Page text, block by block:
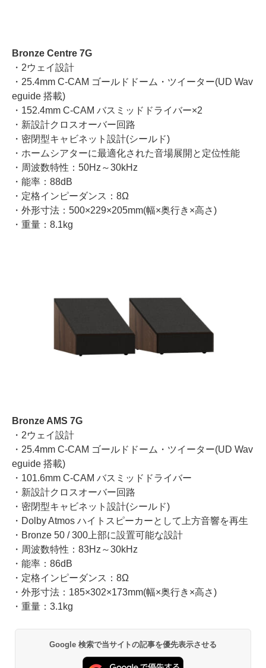
Bronze Centre 7G
・2ウェイ設計
・25.4mm C-CAM ゴールドドーム・ツイーター(UD Wav
eguide 搭載)
・152.4mm C-CAM バスミッドドライバー×2
・新設計クロスオーバー回路
・密閉型キャビネット設計(シールド)
・ホームシアターに最適化された音場展開と定位性能
・周波数特性：50Hz～30kHz
・能率：88dB
・定格インピーダンス：8Ω
・外形寸法：500×229×205mm(幅×奥行き×高さ)
・重量：8.1kg
Bronze AMS 7G
・2ウェイ設計
・25.4mm C-CAM ゴールドドーム・ツイーター(UD Wav
eguide 搭載)
・101.6mm C-CAM バスミッドドライバー
・新設計クロスオーバー回路
・密閉型キャビネット設計(シールド)
・Dolby Atmos ハイトスピーカーとして上方音響を再生
・Bronze 50 / 300上部に設置可能な設計
・周波数特性：83Hz～30kHz
・能率：86dB
・定格インピーダンス：8Ω
・外形寸法：185×302×173mm(幅×奥行き×高さ)
・重量：3.1kg
Google 検索で当サイトの記事を優先表示させる